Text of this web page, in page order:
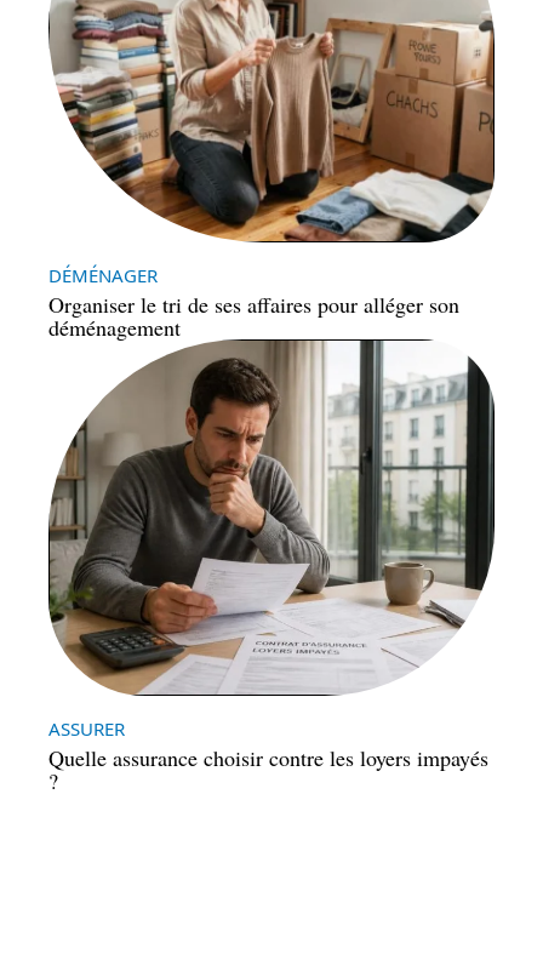
DÉMÉNAGER
Organiser le tri de ses affaires pour alléger son
déménagement
ASSURER
Quelle assurance choisir contre les loyers impayés
?